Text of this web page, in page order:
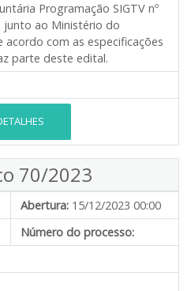
Programação SIGTV nº
junto ao Ministério do
acordo com as especificações
parte deste edital.
70/2023
Abertura: 15/12/2023 00:00
Número do processo: